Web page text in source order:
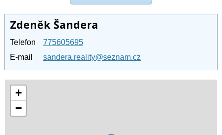
Zdeněk Šandera
Telefon
775605695
E-mail
sandera.reality@seznam.cz
+
−